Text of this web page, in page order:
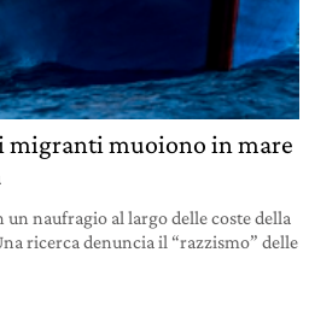
migranti muoiono in mare
naufragio al largo delle coste della
ricerca denuncia il “razzismo” delle